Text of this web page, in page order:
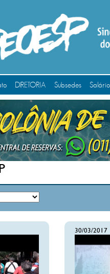
DIRETORIA Subsedes
30/03/2017